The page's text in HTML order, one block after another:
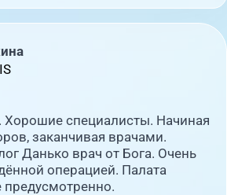
Хорошие специалисты. Начиная
заканчивая врачами.
Данько врач от Бога. Очень
операцией. Палата